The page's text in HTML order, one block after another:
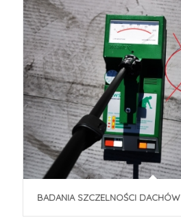
BADANIA SZCZELNOŚCI DACHÓW